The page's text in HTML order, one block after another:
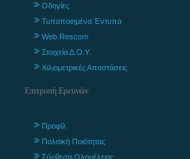
Οδηγίες
Τυποποιημένα Έντυπα
Web Rescom
Στοιχεία Δ.Ο.Υ.
Χιλιομετρικές Αποστάσεις
Επιτροπή Ερευνών
Προφίλ
Πολιτική Ποιότητας
Σύνθεση Ολομέλειας